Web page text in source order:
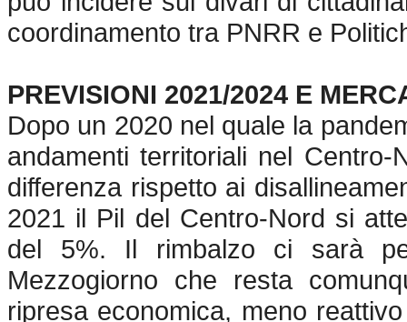
coordinamento tra PNRR e
PREVISIONI 2021/2024 E
Dopo un 2020 nel quale la
andamenti territoriali nel
differenza rispetto ai
2021 il Pil del Centro-Nord si
del 5%. Il rimbalzo ci sarà
Mezzogiorno che resta
ripresa economica, meno